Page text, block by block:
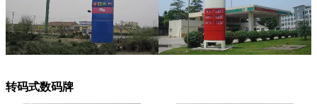
转码式数码牌